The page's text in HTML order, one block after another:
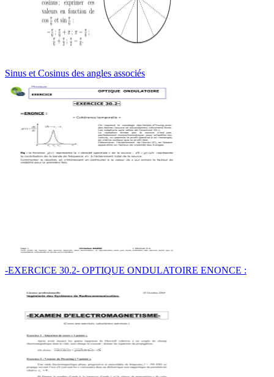
Sinus et Cosinus des angles associés
-EXERCICE 30.2- OPTIQUE ONDULATOIRE ENONCE :